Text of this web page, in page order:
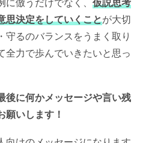
倣うだけでなく、 仮説思考
思決定をしていくことが大切
守るのバランスをうまく取り
全力で歩んでいきたいと思っ
後に何かメッセージや言い残
願いします！